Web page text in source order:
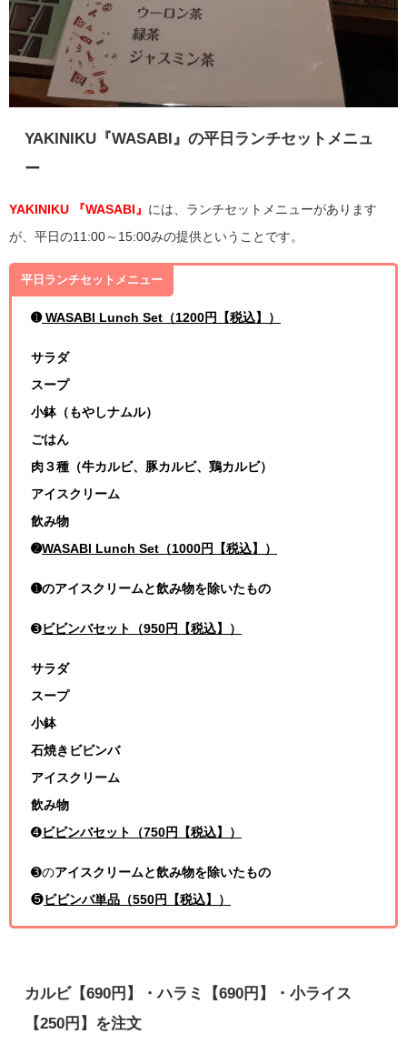
YAKINIKU『WASABI』の平日ランチセットメニュ
ー
YAKINIKU 『WASABI』 には、ランチセットメニューがあります
が、平日の11:00～15:00みの提供ということです。
平日ランチセットメニュー
➊WASABI Lunch Set（1200円【税込】）
サラダ
スープ
小鉢（もやしナムル）
ごはん
肉３種（牛カルビ、豚カルビ、鶏カルビ）
アイスクリーム
飲み物
➋WASABI Lunch Set（1000円【税込】）
➊のアイスクリームと飲み物を除いたもの
➌ ビビンバセット（950円【税込】）
サラダ
スープ
小鉢
石焼きビビンバ
アイスクリーム
飲み物
➍ ビビンバセット（750円【税込】）
➌のアイスクリームと飲み物を除いたもの
❺ ビビンバ単品（550円【税込】）
カルビ【690円】・ハラミ【690円】・小ライス
【250円】を注文